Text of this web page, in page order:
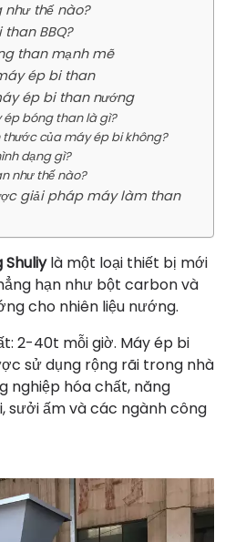
như thế nào?
BBQ?
than mạnh mẽ
ép bi than
ép bi than nướng
ép bóng than là gì?
thước của máy ép bi không?
dạng gì?
như thế nào?
giải pháp máy làm than
là một loại thiết bị mới
hạn như bột carbon và
cho nhiên liệu nướng.
2-40t mỗi giờ. Máy ép bi
sử dụng rộng rãi trong nhà
nghiệp hóa chất, năng
sưởi ấm và các ngành công